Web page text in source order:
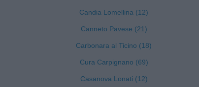
Candia Lomellina (12)
Canneto Pavese (21)
Carbonara al Ticino (18)
Cura Carpignano (69)
Casanova Lonati (12)